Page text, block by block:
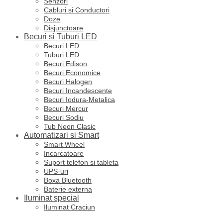
Cabluri si Conductori
Doze
Disjunctoare
Becuri si Tuburi LED
Becuri LED
Tuburi LED
Becuri Edison
Becuri Economice
Becuri Halogen
Becuri Incandescente
Becuri Iodura-Metalica
Becuri Mercur
Becuri Sodiu
Tub Neon Clasic
Automatizari si Smart
Smart Wheel
Incarcatoare
Suport telefon si tableta
UPS-uri
Boxa Bluetooth
Baterie externa
Iluminat special
Iluminat Craciun